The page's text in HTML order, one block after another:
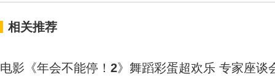
相关推荐
电影《年会不能停！2》舞蹈彩蛋超欢乐 专家座谈